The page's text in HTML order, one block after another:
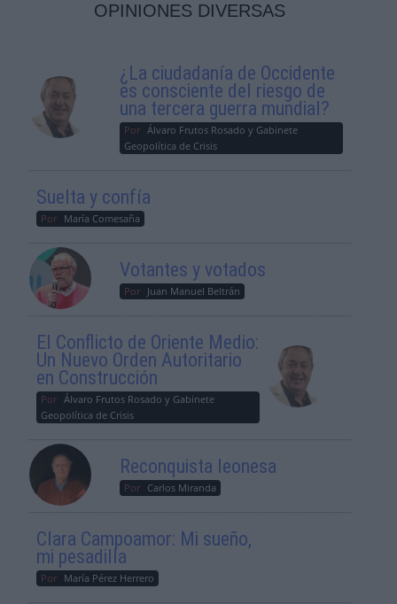
OPINIONES DIVERSAS
¿La ciudadanía de Occidente
es consciente del riesgo de
una tercera guerra mundial?
Por Álvaro Frutos Rosado y Gabinete
Geopolítica de Crisis
Suelta y confía
Por María Comesaña
Votantes y votados
Por Juan Manuel Beltrán
El Conflicto de Oriente Medio:
Un Nuevo Orden Autoritario
en Construcción
Por Álvaro Frutos Rosado y Gabinete
Geopolítica de Crisis
Reconquista leonesa
Por Carlos Miranda
Clara Campoamor: Mi sueño,
mi pesadilla
Por María Pérez Herrero